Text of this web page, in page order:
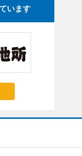
います